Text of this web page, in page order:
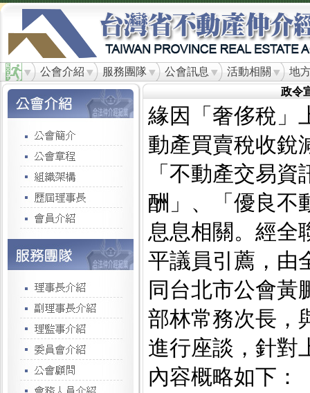
公會介紹 服務團隊 公會訊息 活動相關
地
政令
緣因「奢侈稅」
動產買賣稅收銳
「不動產交易
酬」、「優良不
息息相關。經全
平議員引薦，由
同台北市公會黃
部林常務次長，
進行座談，針對
內容概略如下：